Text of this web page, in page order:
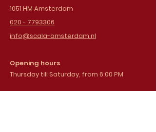
1051 HM Amsterdam
020 - 7793306
info@scala-amsterdam.nl
Opening hours
Thursday till Saturday, from 6:00 PM